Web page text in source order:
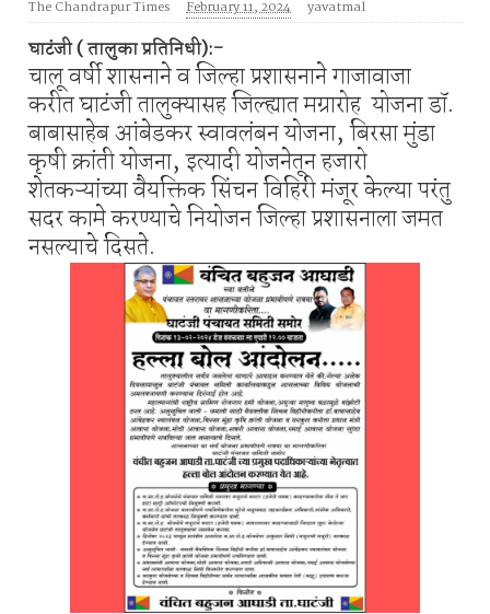
The Chandrapur Times February 11, 2024 yavatmal
घाटंजी ( तालुका प्रतिनिधी):-
चालू वर्षी शासनाने व जिल्हा प्रशासनाने गाजावाजा
करीत घाटंजी तालुक्यासह जिल्ह्यात मग्रारोह योजना डॉ.
बाबासाहेब आंबेडकर स्वावलंबन योजना, बिरसा मुंडा
कृषी क्रांती योजना, इत्यादी योजनेतून हजारो
शेतकऱ्यांच्या वैयक्तिक सिंचन विहिरी मंजूर केल्या परंतु
सदर कामे करण्याचे नियोजन जिल्हा प्रशासनाला जमत
नसल्याचे दिसते.